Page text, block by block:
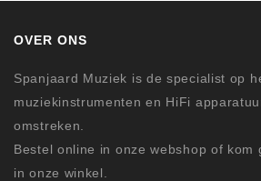
OVER ONS
Spanjaard Muziek is de specialist op
muziekinstrumenten en HiFi
omstreken.
Bestel online in onze webshop of kom
in onze winkel.